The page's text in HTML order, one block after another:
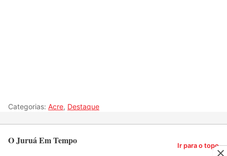
Categorias: Acre, Destaque
O Juruá Em Tempo Ir para o topo